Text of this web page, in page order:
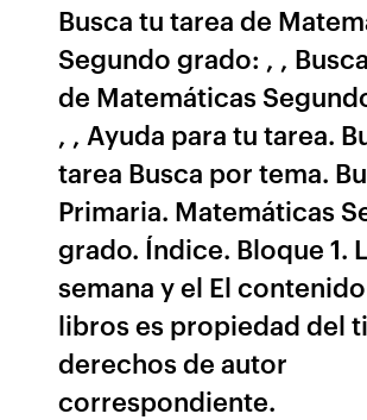
Busca tu tarea de
Segundo grado: , ,
de Matemáticas
, , Ayuda para tu tarea.
tarea Busca por tema.
Primaria. Matemáticas
grado. Índice. Bloque 1.
semana y el El
libros es propiedad del
derechos de autor
correspondiente.